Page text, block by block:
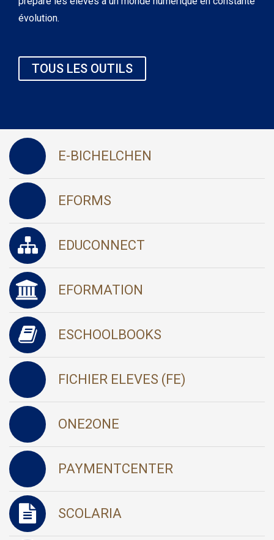
évolution.
TOUS LES OUTILS
E-BICHELCHEN
EFORMS
EDUCONNECT
EFORMATION
ESCHOOLBOOKS
FICHIER ELEVES (FE)
ONE2ONE
PAYMENTCENTER
SCOLARIA